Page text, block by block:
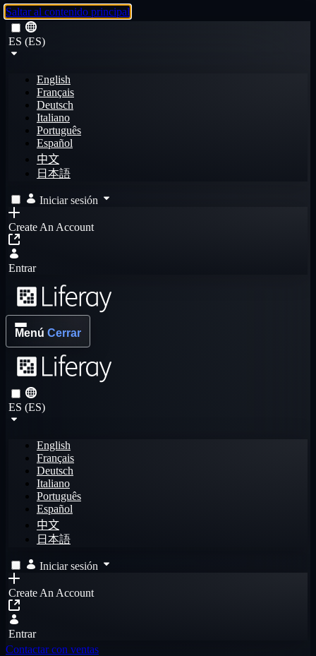
Saltar al contenido principal
ES (ES)
English
Français
Deutsch
Italiano
Português
Español
中文
日本語
Iniciar sesión
Create An Account
Entrar
Menú Cerrar
ES (ES)
English
Français
Deutsch
Italiano
Português
Español
中文
日本語
Iniciar sesión
Create An Account
Entrar
Contactar con ventas